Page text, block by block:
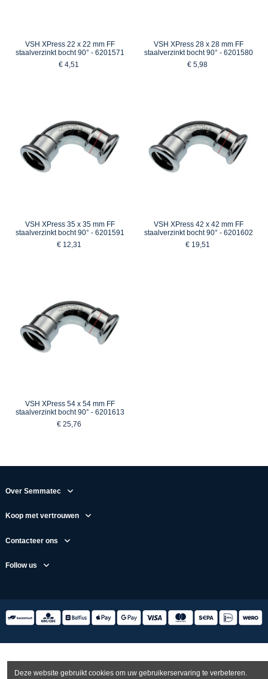
VSH XPress 22 x 22 mm FF
staalverzinkt bocht 90° - 6201571
€ 4,51
VSH XPress 28 x 28 mm FF
staalverzinkt bocht 90° - 6201580
€ 5,98
VSH XPress 35 x 35 mm FF
staalverzinkt bocht 90° - 6201591
€ 12,31
VSH XPress 42 x 42 mm FF
staalverzinkt bocht 90° - 6201602
€ 19,51
VSH XPress 54 x 54 mm FF
staalverzinkt bocht 90° - 6201613
€ 25,76
Over Semmatec
Koop met vertrouwen
Contacteer ons
Follow us
Deze website gebruikt cookies om uw gebruikerservaring te verbeteren.